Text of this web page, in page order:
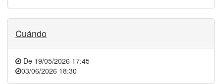
Cuándo
De 19/05/2026 17:45
03/06/2026 18:30